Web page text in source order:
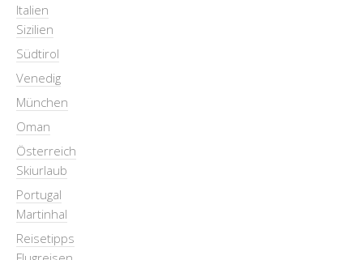
Italien
Sizilien
Südtirol
Venedig
München
Oman
Österreich
Skiurlaub
Portugal
Martinhal
Reisetipps